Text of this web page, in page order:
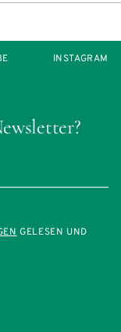
GELESEN UND
INSTAGRAM